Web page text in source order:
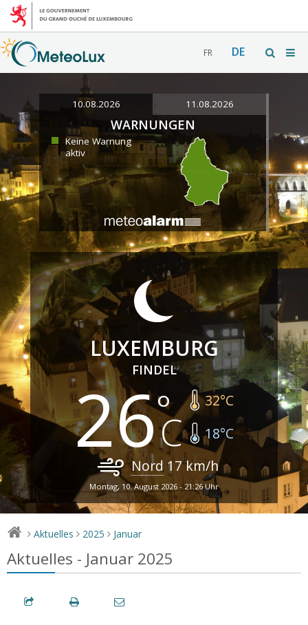
FR DE
10.08.2026 11.08.2026
WARNUNGEN
Keine Warnung
aktiv
LUXEMBURG
FINDEL
26 32°C
18°C
Nord 17km/h
Montag, 10. August 2026 - 21:26 Uhr
> Aktuelles > 2025 > Januar
Aktuelles - Januar 2025